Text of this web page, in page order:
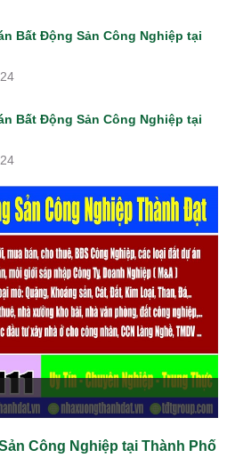
Bất Động Sản Công Nghiệp tại
Bất Động Sản Công Nghiệp tại
Công Nghiệp tại Thành Phố